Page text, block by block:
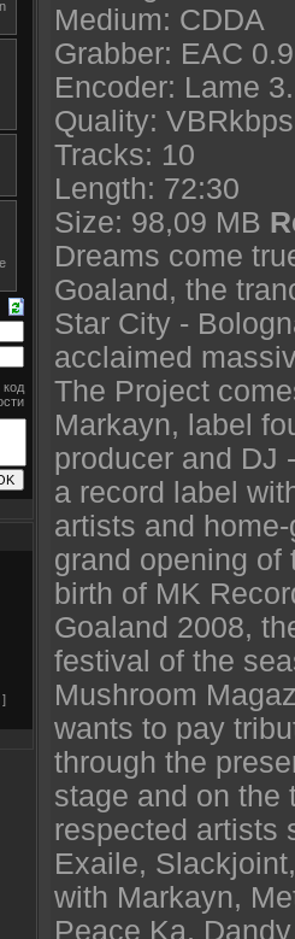
]
Medium: CDDA
Grabber: EAC
Encoder: Lame
Quality:
Tracks: 10
Length: 72:30
Size: 98,09 MB
Dreams come
Goaland, the
Star City -
acclaimed
The Project
Markayn, label
producer and DJ
a record label
artists and
grand opening of
birth of MK
Goaland 2008,
festival of the
Mushroom
wants to pay
through the
stage and on the
respected artists
Exaile,
with Markayn,
Peace Ka,